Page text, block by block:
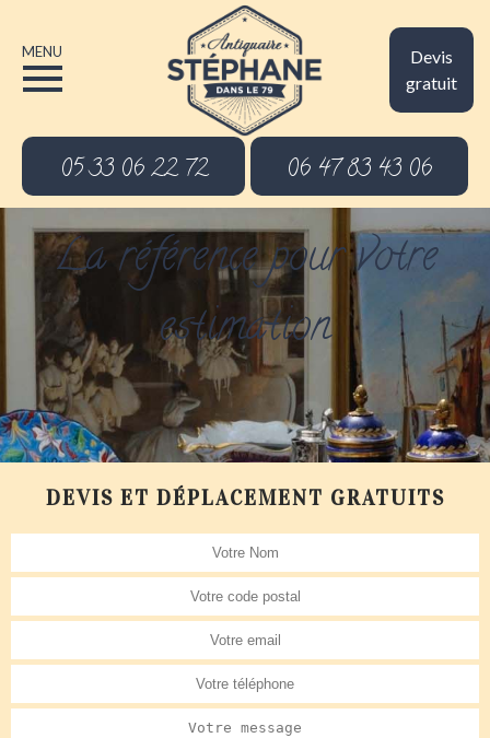
Devis
gratuit
MENU
05 33 06 22 72 06 47 83 43 06
La référence pour votre
estimation
DEVIS ET DÉPLACEMENT GRATUITS